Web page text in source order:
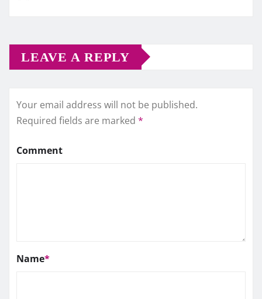
LEAVE A REPLY
Your email address will not be published.
Required fields are marked *
Comment
Name*